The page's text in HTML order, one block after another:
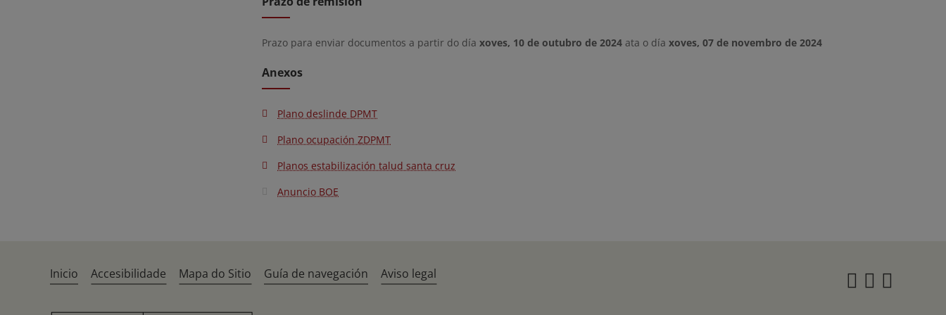
Prazo para enviar documentos a partir do día xoves, 10 de outubro de 2024 ata o día xoves, 07 de novembro de 2024
Anexos
Plano deslinde DPMT
Plano ocupación ZDPMT
Planos estabilización talud santa cruz
Anuncio BOE
Inicio Accesibilidade Mapa do Sitio Guía de navegación Aviso legal Twitter